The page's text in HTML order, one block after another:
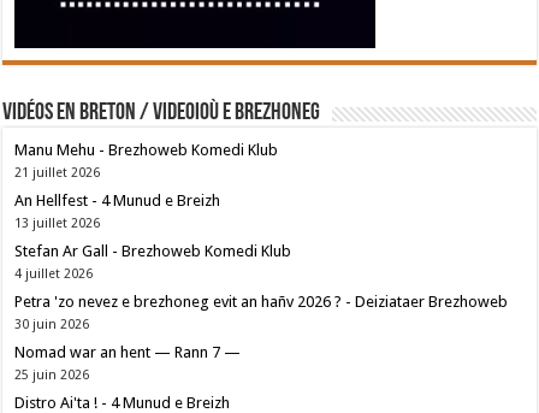
Vidéos en breton / Videoioù e brezhoneg
Manu Mehu - Brezhoweb Komedi Klub
21 juillet 2026
An Hellfest - 4 Munud e Breizh
13 juillet 2026
Stefan Ar Gall - Brezhoweb Komedi Klub
4 juillet 2026
Petra 'zo nevez e brezhoneg evit an hañv 2026 ? - Deiziataer Brezhoweb
30 juin 2026
Nomad war an hent — Rann 7 —
25 juin 2026
Distro Ai'ta ! - 4 Munud e Breizh